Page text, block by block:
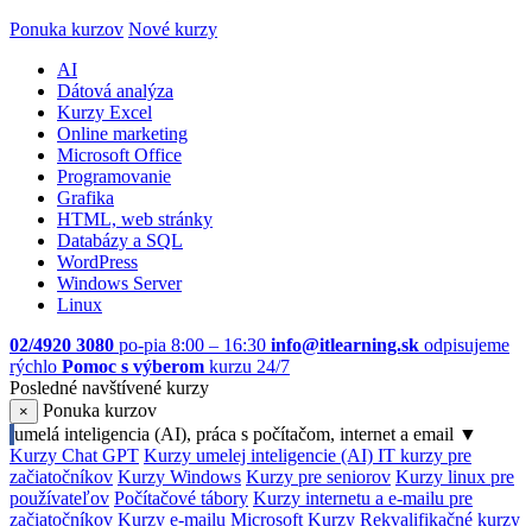
Ponuka kurzov Nové kurzy
AI
Dátová analýza
Kurzy Excel
Online marketing
Microsoft Office
Programovanie
Grafika
HTML, web stránky
Databázy a SQL
WordPress
Windows Server
Linux
02/4920 3080 po-pia 8:00 – 16:30 info@itlearning.sk odpisujeme
rýchlo Pomoc s výberom kurzu 24/7
Posledné navštívené kurzy
×
Ponuka kurzov
umelá inteligencia (AI), práca s počítačom, internet a email ▼
Kurzy Chat GPT Kurzy umelej inteligencie (AI) IT kurzy pre
začiatočníkov Kurzy Windows Kurzy pre seniorov Kurzy linux pre
používateľov Počítačové tábory Kurzy internetu a e-mailu pre
začiatočníkov Kurzy e-mailu Microsoft Kurzy Rekvalifikačné kurzy